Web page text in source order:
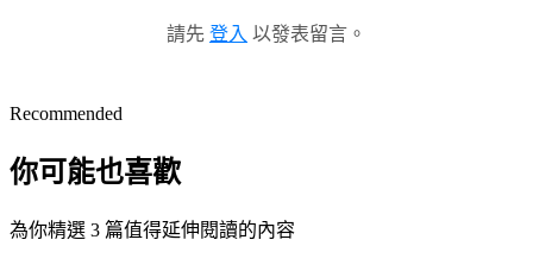
請先 登入 以發表留言。
Recommended
你可能也喜歡
為你精選 3 篇值得延伸閱讀的內容